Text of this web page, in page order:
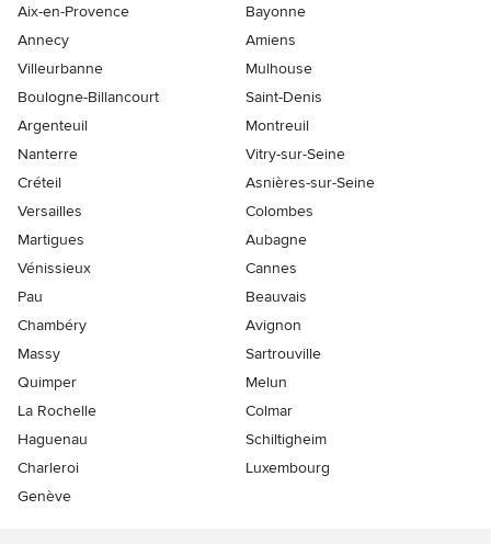
Aix-en-Provence
Bayonne
Annecy
Amiens
Villeurbanne
Mulhouse
Boulogne-Billancourt
Saint-Denis
Argenteuil
Montreuil
Nanterre
Vitry-sur-Seine
Créteil
Asnières-sur-Seine
Versailles
Colombes
Martigues
Aubagne
Vénissieux
Cannes
Pau
Beauvais
Chambéry
Avignon
Massy
Sartrouville
Quimper
Melun
La Rochelle
Colmar
Haguenau
Schiltigheim
Charleroi
Luxembourg
Genève